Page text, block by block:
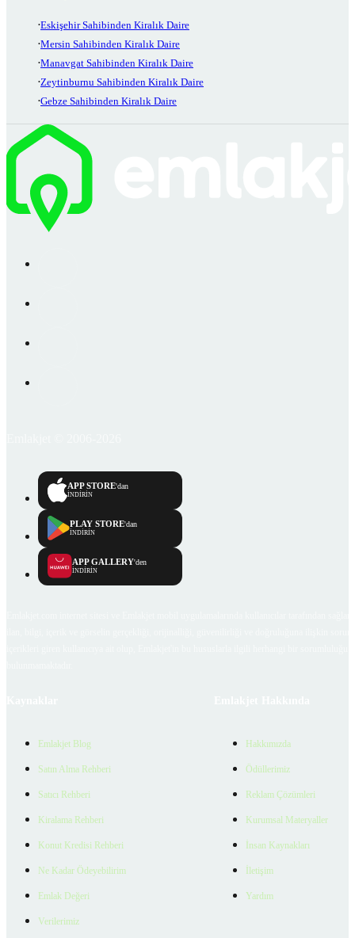
Eskişehir Sahibinden Kiralık Daire
Mersin Sahibinden Kiralık Daire
Manavgat Sahibinden Kiralık Daire
Zeytinburnu Sahibinden Kiralık Daire
Gebze Sahibinden Kiralık Daire
APP STORE'dan
İNDİRİN
PLAY STORE'dan
İNDİRİN
APP GALLERY'den
İNDİRİN
Emlakjet Blog
Satın Alma Rehberi
Satıcı Rehberi
Kiralama Rehberi
Konut Kredisi Rehberi
Ne Kadar Ödeyebilirim
Emlak Değeri
Verilerimiz
Hakkımızda
Ödüllerimiz
Reklam Çözümleri
Kurumsal Materyaller
İnsan Kaynakları
İletişim
Yardım